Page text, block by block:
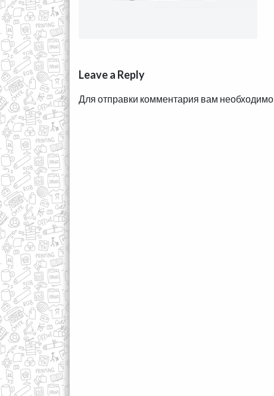
Leave a Reply
Для отправки комментария вам необходимо